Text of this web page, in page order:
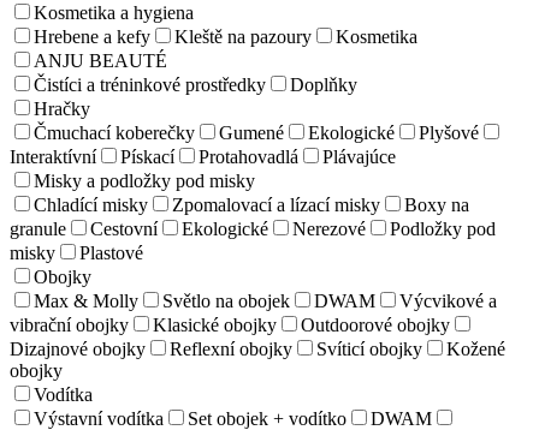
Kosmetika a hygiena
Hrebene a kefy
Kleště na pazoury
Kosmetika
ANJU BEAUTÉ
Čistíci a tréninkové prostředky
Doplňky
Hračky
Čmuchací koberečky
Gumené Ekologické
Plyšové
Interaktívní
Pískací Protahovadlá
Plávajúce
Misky a podložky pod misky
Chladící misky
Zpomalovací a lízací misky
Boxy na
granule
Cestovní Ekologické Nerezové
Podložky pod
misky
Plastové
Obojky
Max & Molly
Světlo na obojek DWAM
Výcvikové a
vibrační obojky
Klasické obojky
Outdoorové obojky
Dizajnové obojky
Reflexní obojky Svíticí obojky
Kožené
obojky
Vodítka
Výstavní vodítka
Set obojek + vodítko
DWAM